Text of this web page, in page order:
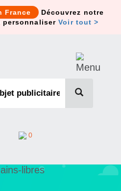
France
Découvrez notre
personnaliserVoir tout >
0
libres